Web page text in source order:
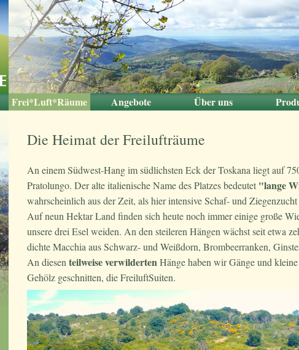
Frei*Luft*Räume
Die Idee
Pratolungo
Freiluftsuiten
Der grüne Salon
Küche
Die Nacht
Besonderheiten
Angebote
Paare und Alleinreisende
Familien
Gruppen
Aktivitäten
Über uns
Lisa
Unsere Tiere
was wir gerade tunProdukte
Die Heimat der Freilufträume
An einem Südwest-Hang im südlichsten Eck der Toskana liegt auf
Pratolungo. Der alte italienische Name des Platzes bedeutet "lange
wahrscheinlich aus der Zeit, als hier intensive Schaf- und
Auf neun Hektar Land finden sich heute noch immer einige große
unsere drei Esel weiden. An den steileren Hängen wächst seit etwa
dichte Macchia aus Schwarz- und Weißdorn, Brombeerranken,
An diesen teilweise verwildertenHänge haben wir Gänge und
Gehölz geschnitten, die FreiluftSuiten.